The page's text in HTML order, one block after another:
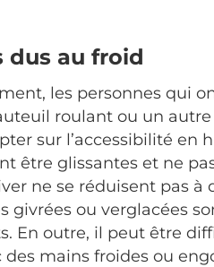
dus au froid
les personnes qui
roulant ou un
sur l’accessibilité en
être glissantes et ne
ne se réduisent pas
givrées ou verglacées
En outre, il peut être
mains froides ou